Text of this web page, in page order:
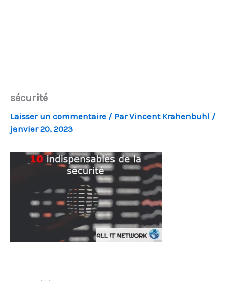
sécurité
Laisser un commentaire / ParVincent Krahenbuhl /
janvier 20, 2023